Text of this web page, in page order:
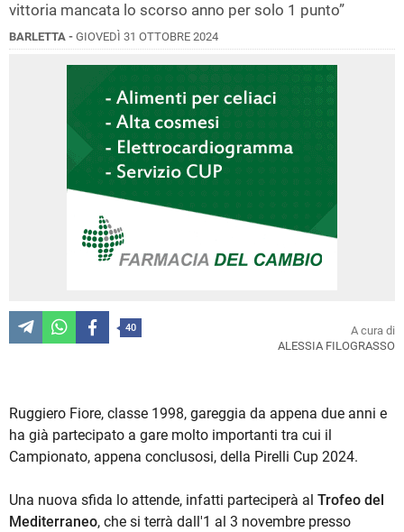
vittoria mancata lo scorso anno per solo 1 punto”
BARLETTA - GIOVEDÌ 31 OTTOBRE 2024
40
A cura di
ALESSIA FILOGRASSO
Ruggiero Fiore, classe 1998, gareggia da appena due anni e
ha già partecipato a gare molto importanti tra cui il
Campionato, appena conclusosi, della Pirelli Cup 2024.
Una nuova sfida lo attende, infatti parteciperà al Trofeo del
Mediterraneo, che si terrà dall'1 al 3 novembre presso